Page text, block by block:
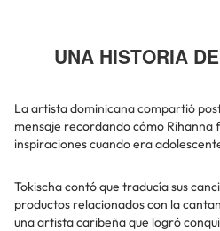
UNA HISTORIA
La artista dominicana compartió
mensaje recordando cómo Rihanna
inspiraciones cuando era
Tokischa contó que traducía sus
productos relacionados con la
una artista caribeña que logró